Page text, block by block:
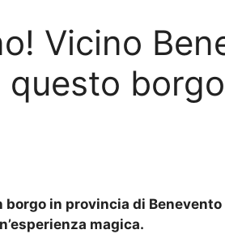
Vicino
in provincia di
magica.